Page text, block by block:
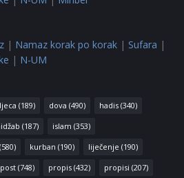
| Namaz korak po korak | Sufara |
| N-UM
(189) dova (490) hadis (340)
(187) islam (353)
(580) kurban (190) liječenje (190)
post (748) propis (432) propisi (207)